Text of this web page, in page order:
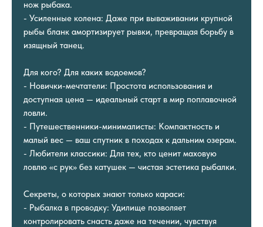
нож рыбака.
- Усиленные колена: Даже при вываживании крупной
рыбы бланк амортизирует рывки, превращая борьбу в
изящный танец.
Для кого? Для каких водоемов?
- Новички-мечтатели: Простота использования и
доступная цена — идеальный старт в мир поплавочной
ловли.
- Путешественники-минималисты: Компактность и
малый вес — ваш спутник в походах к дальним озерам.
- Любители классики: Для тех, кто ценит маховую
ловлю «с рук» без катушек — чистая эстетика рыбалки.
Секреты, о которых знают только караси:
- Рыбалка в проводку: Удилище позволяет
контролировать снасть даже на течении, чувствуя